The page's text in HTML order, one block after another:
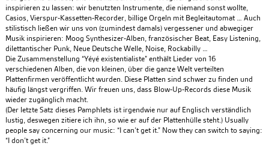
inspirieren zu lassen: wir benutzten Instrumente, die niemand sonst wollte,
Casios, Vierspur-Kassetten-Recorder, billige Orgeln mit Begleitautomat … Auch
stilistisch ließen wir uns von (zumindest damals) vergessener und abwegiger
Musik inspirieren: Moog Synthesizer-Alben, französischer Beat, Easy Listening,
dilettantischer Punk, Neue Deutsche Welle, Noise, Rockabilly …
Die Zusammenstellung “Yéyé existentialiste” enthält Lieder von 16
verschiedenen Alben, die von kleinen, über die ganze Welt verteilten
Plattenfirmen veröffentlicht wurden. Diese Platten sind schwer zu finden und
häufig längst vergriffen. Wir freuen uns, dass Blow-Up-Records diese Musik
wieder zugänglich macht.
(Der letzte Satz dieses Pamphlets ist irgendwie nur auf Englisch verständlich
lustig, deswegen zitiere ich ihn, so wie er auf der Plattenhülle steht.) Usually
people say concerning our music: “I can’t get it.” Now they can switch to saying:
“I don’t get it.”